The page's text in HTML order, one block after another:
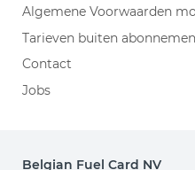
Algemene Voorwaarden
Tarieven buiten
Contact
Jobs
Belgian Fuel Card NV